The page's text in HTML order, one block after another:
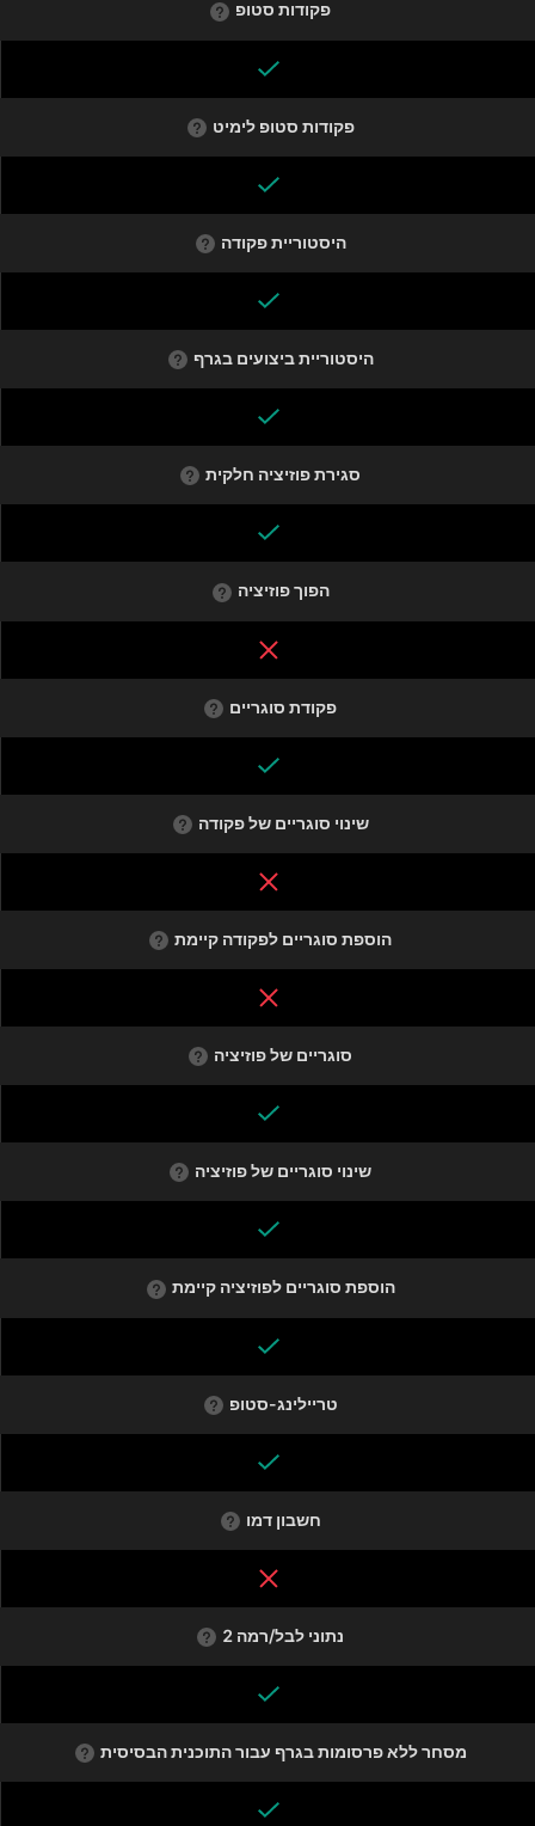
פקודות סטופ
פקודות סטופ לימיט
היסטוריית פקודה
היסטוריית ביצועים בגרף
סגירת פוזיציה חלקית
הפוך פוזיציה
פקודת סוגריים
שינוי סוגריים של פקודה
הוספת סוגריים לפקודה קיימת
סוגריים של פוזיציה
שינוי סוגריים של פוזיציה
הוספת סוגריים לפוזיציה קיימת
טריילינג-סטופ
חשבון דמו
נתוני לבל/רמה 2
מסחר ללא פרסומות בגרף עבור התוכנית הבסיסית